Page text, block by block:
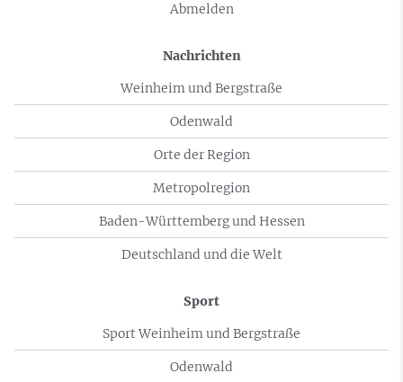
Abmelden
Nachrichten
Weinheim und Bergstraße
Odenwald
Orte der Region
Metropolregion
Baden-Württemberg und Hessen
Deutschland und die Welt
Sport
Sport Weinheim und Bergstraße
Odenwald